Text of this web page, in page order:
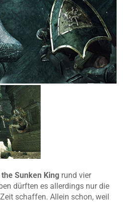
Sunken King rund vier
dürften es allerdings nur die
schaffen. Allein schon, weil